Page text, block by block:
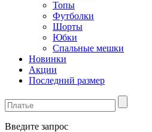
Топы
Футболки
Шорты
Юбки
Спальные мешки
Новинки
Акции
Последний размер
Введите запрос